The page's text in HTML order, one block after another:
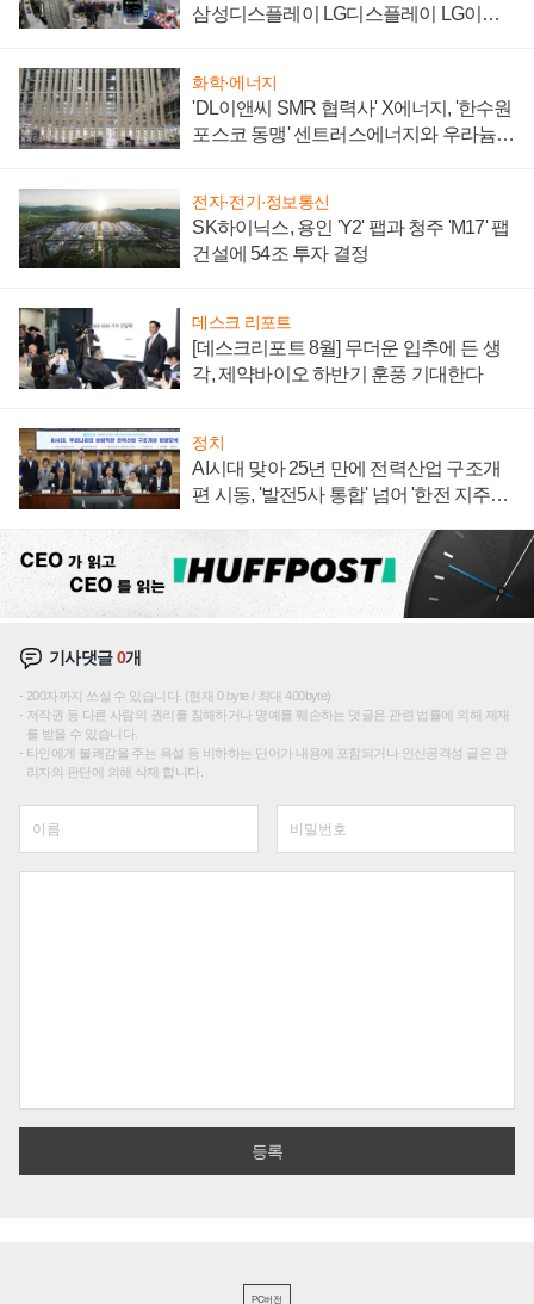
삼성디스플레이 LG디스플레이 LG이노
화학·에너지
'DL이앤씨 SMR 협력사' X에너지, '한수원
포스코 동맹' 센트러스에너지와 우라늄
전자·전기·정보통신
SK하이닉스, 용인 'Y2' 팹과 청주 'M17' 팹
건설에 54조 투자 결정
데스크 리포트
[데스크리포트 8월] 무더운 입추에 든 생
각, 제약바이오 하반기 훈풍 기대한다
정치
AI시대 맞아 25년 만에 전력산업 구조개
편 시동, '발전5사 통합' 넘어 '한전 지주사'
기사댓글0개
200자까지 쓰실 수 있습니다. (현재 0 byte / 최대 400byte)
저작권 등 다른 사람의 권리를 침해하거나 명예를 훼손하는 댓글은 관련 법률에 의해 제재
를 받을 수 있습니다.
타인에게 불쾌감을 주는 욕설 등 비하하는 단어가 내용에 포함되거나 인신공격성 글은 관
리자의 판단에 의해 삭제 합니다.
PC버전